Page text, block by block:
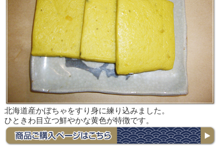
北海道産かぼちゃをすり身に練り込みました。
ひときわ目立つ鮮やかな黄色が特徴です。